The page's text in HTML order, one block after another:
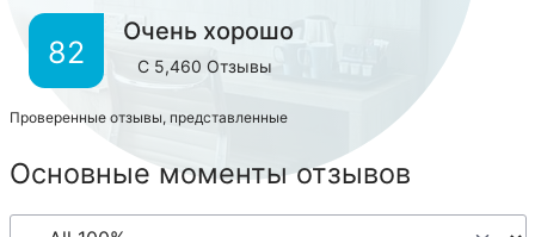
82
Очень хорошо
С 5,460Отзывы
Проверенные отзывы, представленные
Основные моменты отзывов